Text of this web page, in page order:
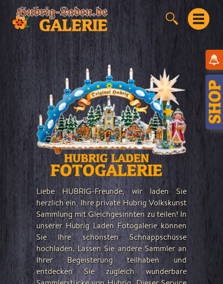
Liebe HUBRIG-Freunde, wir laden Sie
herzlich ein, Ihre private Hubrig Volkskunst
Sammlung mit Gleichgesinnten zu teilen! In
unserer Hubrig Laden Fotogalerie können
Sie Ihre schönsten Schnappschüsse
hochladen. Lassen Sie andere Sammler an
Ihrer Begeisterung teilhaben und
entdecken Sie zugleich wunderbare